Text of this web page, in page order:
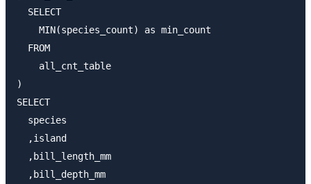
  SELECT
    MIN(species_count) as min_count
  FROM
    all_cnt_table
)
SELECT
  species
  ,island
  ,bill_length_mm
  ,bill_depth_mm